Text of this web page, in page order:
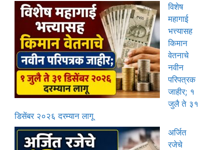
विशेष
महागाई
भत्त्यासह
किमान
वेतनाचे
नवीन
परिपत्रक
जाहीर; १
जुलै ते ३१
डिसेंबर २०२६ दरम्यान लागू
अर्जित
रजेचे